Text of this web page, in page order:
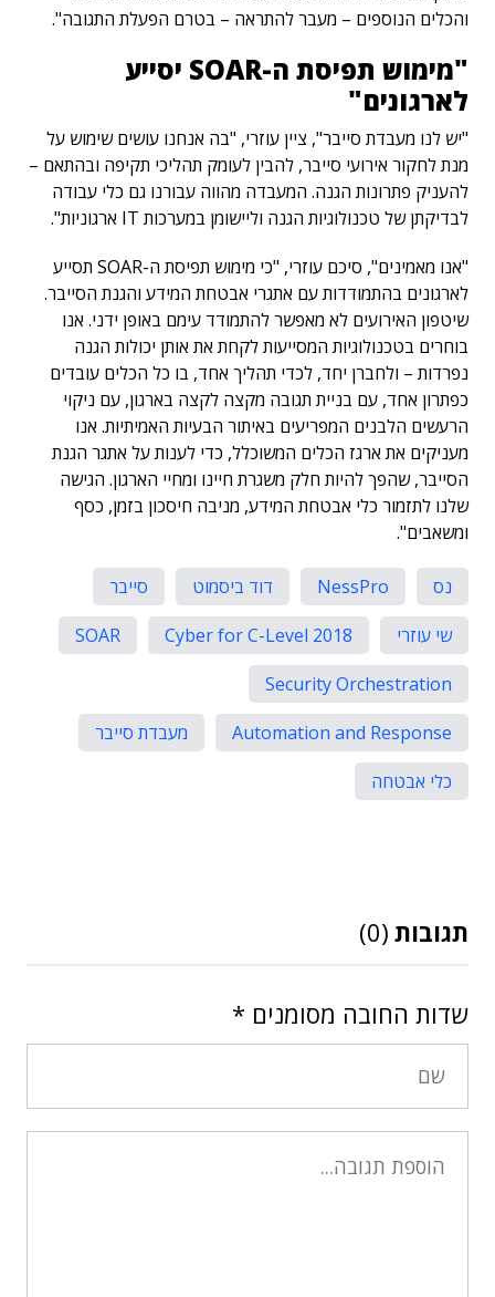
והכלים הנוספים – מעבר להתראה – בטרם הפעלת התגובה".
"מימוש תפיסת ה-SOAR יסייע
לארגונים"
"יש לנו מעבדת סייבר", ציין עוזרי, "בה אנחנו עושים שימוש על
מנת לחקור אירועי סייבר, להבין לעומק תהליכי תקיפה ובהתאם –
להעניק פתרונות הגנה. המעבדה מהווה עבורנו גם כלי עבודה
לבדיקתן של טכנולוגיות הגנה וליישומן במערכות IT ארגוניות".
"אנו מאמינים", סיכם עוזרי, "כי מימוש תפיסת ה-SOAR תסייע
לארגונים בהתמודדות עם אתגרי אבטחת המידע והגנת הסייבר.
שיטפון האירועים לא מאפשר להתמודד עימם באופן ידני. אנו
בוחרים בטכנולוגיות המסייעות לקחת את אותן יכולות הגנה
נפרדות – ולחברן יחד, לכדי תהליך אחד, בו כל הכלים עובדים
כפתרון אחד, עם בניית תגובה מקצה לקצה בארגון, עם ניקוי
הרעשים הלבנים המפריעים באיתור הבעיות האמיתיות. אנו
מעניקים את ארגז הכלים המשוכלל, כדי לענות על אתגר הגנת
הסייבר, שהפך להיות חלק משגרת חיינו ומחיי הארגון. הגישה
שלנו לתזמור כלי אבטחת המידע, מניבה חיסכון בזמן, כסף
ומשאבים".
נס NessPro דוד ביסמוט
סייבר
שי עוזרי
Cyber for C-Level 2018
SOAR
Security Orchestration
Automation and Response
מעבדת סייבר
כלי אבטחה
תגובות (0)
שדות החובה מסומנים *